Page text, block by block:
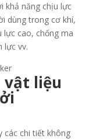
khả năng chịu lực
dùng trong cơ khí,
lực cao, chống ma
lực vv.
vật liệu
các chi tiết không